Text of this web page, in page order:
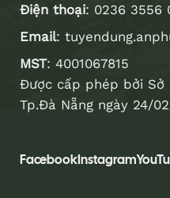
Điện thoại: 0236 3556
Email:
MST: 4001067815
Được cấp phép bởi Sở
Tp.Đà Nẵng ngày 24/
FacebookInstagram